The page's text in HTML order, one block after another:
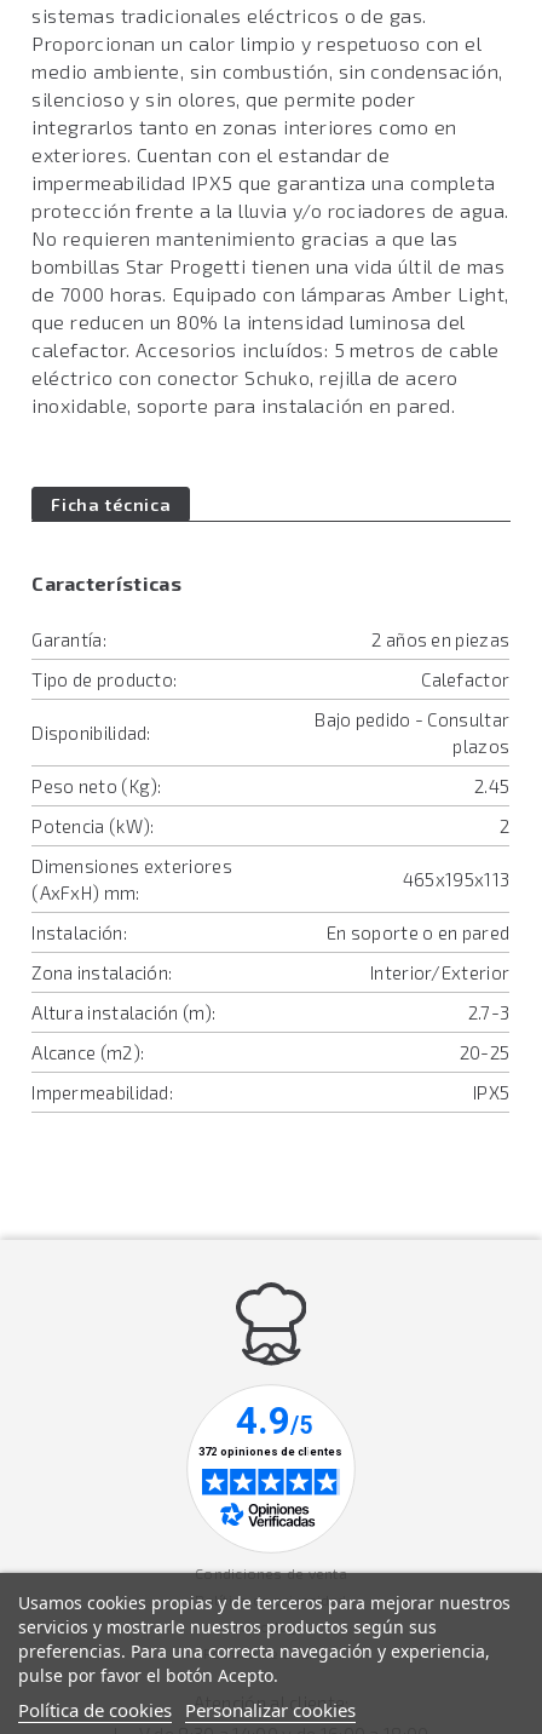
sistemas tradicionales eléctricos o de gas.
Proporcionan un calor limpio y respetuoso con el
medio ambiente, sin combustión, sin condensación,
silencioso y sin olores, que permite poder
integrarlos tanto en zonas interiores como en
exteriores. Cuentan con el estandar de
impermeabilidad IPX5 que garantiza una completa
protección frente a la lluvia y/o rociadores de agua.
No requieren mantenimiento gracias a que las
bombillas Star Progetti tienen una vida últil de mas
de 7000 horas. Equipado con lámparas Amber Light,
que reducen un 80% la intensidad luminosa del
calefactor. Accesorios incluídos: 5 metros de cable
eléctrico con conector Schuko, rejilla de acero
inoxidable, soporte para instalación en pared.
Ficha técnica
Características
Garantía:
2 años en piezas
Tipo de producto:
Calefactor
Disponibilidad:
Bajo pedido - Consultar
plazos
Peso neto (Kg):
2.45
Potencia (kW):
2
Dimensiones exteriores
(AxFxH) mm:
465x195x113
Instalación:
En soporte o en pared
Zona instalación:
Interior/Exterior
Altura instalación (m):
2.7-3
Alcance (m2):
20-25
Impermeabilidad:
IPX5
Condiciones de venta
Política de privacidad
Aviso legal
Política de cookies
Atención al cliente:
Usamos cookies propias y de terceros para mejorar nuestros
servicios y mostrarle nuestros productos según sus
preferencias. Para una correcta navegación y experiencia,
pulse por favor el botón Acepto.
Política de cookies Personalizar cookies